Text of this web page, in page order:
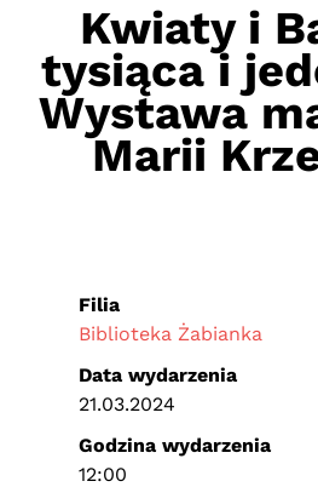
Kwiaty i
tysiąca i
Wystawa
Marii
Filia
Biblioteka Żabianka
Data wydarzenia
21.03.2024
Godzina wydarzenia
12:00